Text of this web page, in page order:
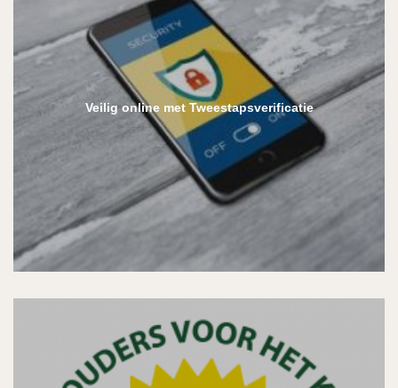
Veilig online met Tweestapsverificatie